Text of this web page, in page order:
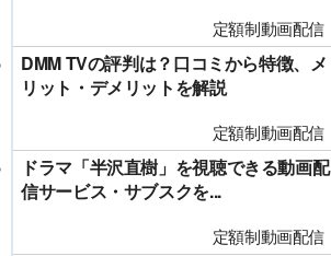
定額制動画配信
DMM TVの評判は？口コミから特徴、メ
リット・デメリットを解説
定額制動画配信
ドラマ「半沢直樹」を視聴できる動画配
信サービス・サブスクを...
定額制動画配信